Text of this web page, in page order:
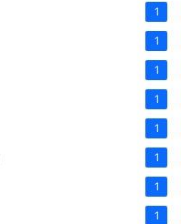
1
1
1
1
1
1
1
1